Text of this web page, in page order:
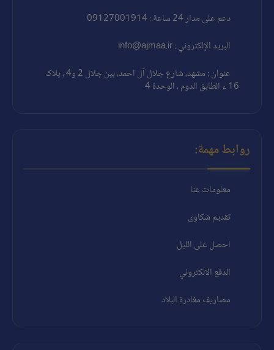
دعم على مدار 24 ساعة : 09127001914
البريد الإلكتروني : info@ajmaa.ir
عنوان : مشهد، شارع جلال آل احمد، بين جلال 2 و4 ، پلاک
16 ء الطابق الدوم ، الوحدة 4
روابط مهمة:
معلومات عنا
تقديم شكاوى
احصل على الليل
الدفع الالكتروني
مصاريف مغادرة البلاد